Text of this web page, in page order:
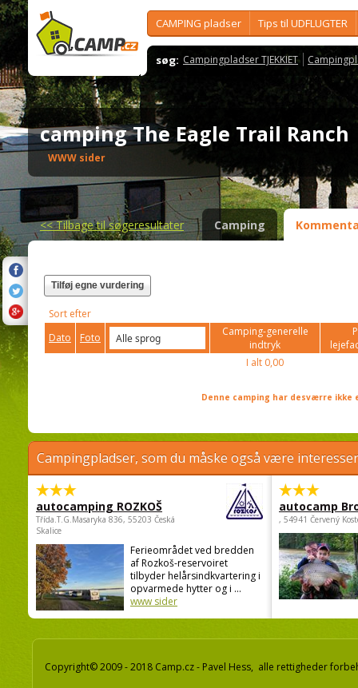
CAMPING pladser Tips til UDFLUGTER
søg: Campingpladser TJEKKIET
camping The Eagle Trail
WWW sider
<<Tilbage til søgeresultater Camping
Tilføj egne vurdering
Sort efter
Dato
Foto
Camping-generelle
indtryk
I alt 0,00
Denne camping har desværre
Campingpladser, som du måske også være
autocamping ROZKOŠ
Třída.T.G.Masaryka 836, 55203 Česká
Skalice
Ferieområdet ved bredden
af Rozkoš-reservoiret
tilbyder helårsindkvartering i
opvarmede hytter og i ...
www sider
autocamp
, 54941 Červený
Copyright© 2009 - 2018 Camp.cz - Pavel Hess, alle rettigheder